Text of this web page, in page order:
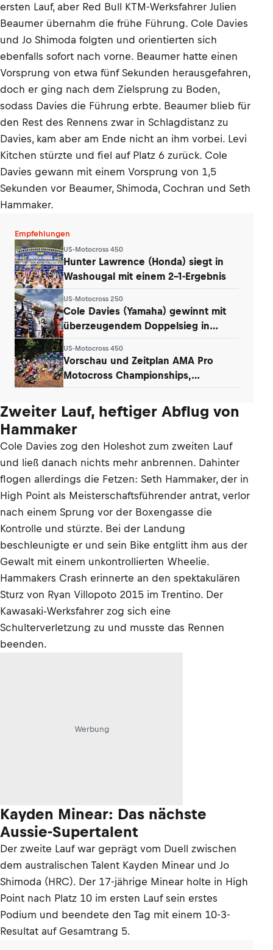
ersten Lauf, aber Red Bull KTM-Werksfahrer Julien
Beaumer übernahm die frühe Führung. Cole Davies
und Jo Shimoda folgten und orientierten sich
ebenfalls sofort nach vorne. Beaumer hatte einen
Vorsprung von etwa fünf Sekunden herausgefahren,
doch er ging nach dem Zielsprung zu Boden,
sodass Davies die Führung erbte. Beaumer blieb für
den Rest des Rennens zwar in Schlagdistanz zu
Davies, kam aber am Ende nicht an ihm vorbei. Levi
Kitchen stürzte und fiel auf Platz 6 zurück. Cole
Davies gewann mit einem Vorsprung von 1,5
Sekunden vor Beaumer, Shimoda, Cochran und Seth
Hammaker.
Empfehlungen
US-Motocross 450
Hunter Lawrence (Honda) siegt in
Washougal mit einem 2-1-Ergebnis
US-Motocross 250
Cole Davies (Yamaha) gewinnt mit
überzeugendem Doppelsieg in
US-Motocross 450
Vorschau und Zeitplan AMA Pro
Motocross Championships,
Zweiter Lauf, heftiger Abflug von
Hammaker
Cole Davies zog den Holeshot zum zweiten Lauf
und ließ danach nichts mehr anbrennen. Dahinter
flogen allerdings die Fetzen: Seth Hammaker, der in
High Point als Meisterschaftsführender antrat, verlor
nach einem Sprung vor der Boxengasse die
Kontrolle und stürzte. Bei der Landung
beschleunigte er und sein Bike entglitt ihm aus der
Gewalt mit einem unkontrollierten Wheelie.
Hammakers Crash erinnerte an den spektakulären
Sturz von Ryan Villopoto 2015 im Trentino. Der
Kawasaki-Werksfahrer zog sich eine
Schulterverletzung zu und musste das Rennen
beenden.
Werbung
Kayden Minear: Das nächste
Aussie-Supertalent
Der zweite Lauf war geprägt vom Duell zwischen
dem australischen Talent Kayden Minear und Jo
Shimoda (HRC). Der 17-jährige Minear holte in High
Point nach Platz 10 im ersten Lauf sein erstes
Podium und beendete den Tag mit einem 10-3-
Resultat auf Gesamtrang 5.